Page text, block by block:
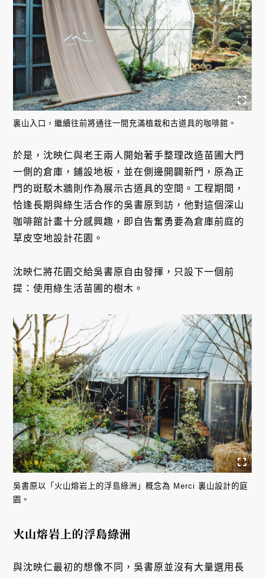
裏山入口，繼續往前將通往一間充滿植栽和古道具的咖啡館。
於是，沈映仁與老王兩人開始著手整理改造苗圃大門
一側的倉庫，鋪設地板，並在側邊開闢新門，原為正
門的斑駁木牆則作為展示古道具的空間。工程期間，
恰逢長期與綠生活合作的吳書原到訪，他對這個深山
咖啡館計畫十分感興趣，即自告奮勇要為倉庫前庭的
草皮空地設計花園。
沈映仁將花園交給吳書原自由發揮，只設下一個前
提：使用綠生活苗圃的樹木。
吳書原以「火山熔岩上的浮島綠洲」概念為 Merci 裏山設計的庭
園。
火山熔岩上的浮島綠洲
與沈映仁最初的想像不同，吳書原並沒有大量選用長